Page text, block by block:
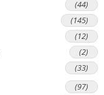
(44)
(145)
(12)
(2)
(33)
(97)